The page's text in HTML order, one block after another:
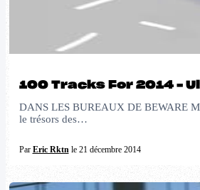
100 Tracks For 2014 –
DANS LES BUREAUX DE BEWARE
le trésors des…
Par Eric Rktnle 21 décembre 2014